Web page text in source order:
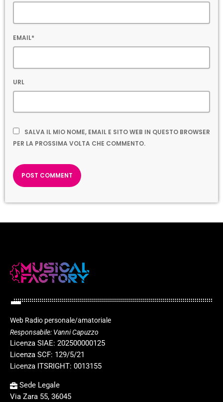
EMAIL*
URL
SALVA IL MIO NOME, EMAIL E SITO WEB IN QUESTO BROWSER
PER LA PROSSIMA VOLTA CHE COMMENTO.
Web Radio personale/amatoriale
Responsabile: Vanni Capuzzo
Licenza SIAE: 202500000125
Licenza SCF: 129/5/21
Licenza ITSRIGHT: 0013155
Sede Legale
Via Zara 55, 36045